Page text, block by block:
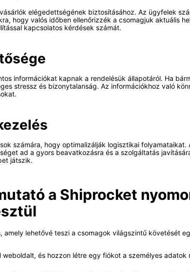
elégedettségének biztosításához. Az ügyfelek
hogy valós időben ellenőrizzék a csomagjuk aktuális
kapcsolatos kérdések számát.
információkat kapnak a rendelésük állapotáról. Ha
stressz és bizonytalanság. Az információkhoz való
számára, hogy optimalizálják logisztikai
ad a gyors beavatkozásra és a szolgáltatás
játszik.
a Shiprocket
lehetővé teszi a csomagok világszintű követését
és hozzon létre egy fiókot a személyes